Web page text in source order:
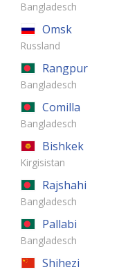
Bangladesch
Omsk
Russland
Rangpur
Bangladesch
Comilla
Bangladesch
Bishkek
Kirgisistan
Rajshahi
Bangladesch
Pallabi
Bangladesch
Shihezi